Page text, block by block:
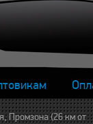
Промзона (26 км от